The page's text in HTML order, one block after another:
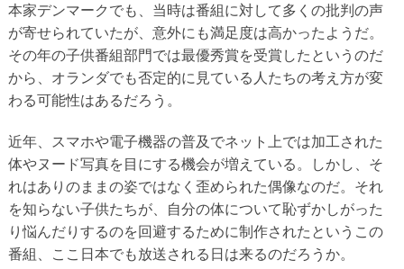
本家デンマークでも、当時は番組に対して多くの批判の声
が寄せられていたが、意外にも満足度は高かったようだ。
その年の子供番組部門では最優秀賞を受賞したというのだ
から、オランダでも否定的に見ている人たちの考え方が変
わる可能性はあるだろう。
近年、スマホや電子機器の普及でネット上では加工された
体やヌード写真を目にする機会が増えている。しかし、そ
れはありのままの姿ではなく歪められた偶像なのだ。それ
を知らない子供たちが、自分の体について恥ずかしがった
り悩んだりするのを回避するために制作されたというこの
番組、ここ日本でも放送される日は来るのだろうか。